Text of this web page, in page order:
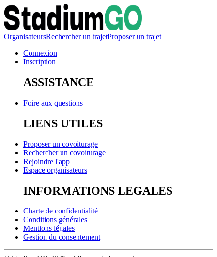
OrganisateursRechercher un trajetProposer un trajet
Connexion
Inscription
ASSISTANCE
Foire aux questions
LIENS UTILES
Proposer un covoiturage
Rechercher un covoiturage
Rejoindre l'app
Espace organisateurs
INFORMATIONS LEGALES
Charte de confidentialité
Conditions générales
Mentions légales
Gestion du consentement